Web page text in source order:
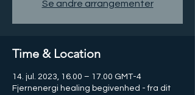
Se andre arrangementer
Time & Location
14. jul. 2023, 16.00 – 17.00 GMT-4
Fjernenergi healing begivenhed - fra dit